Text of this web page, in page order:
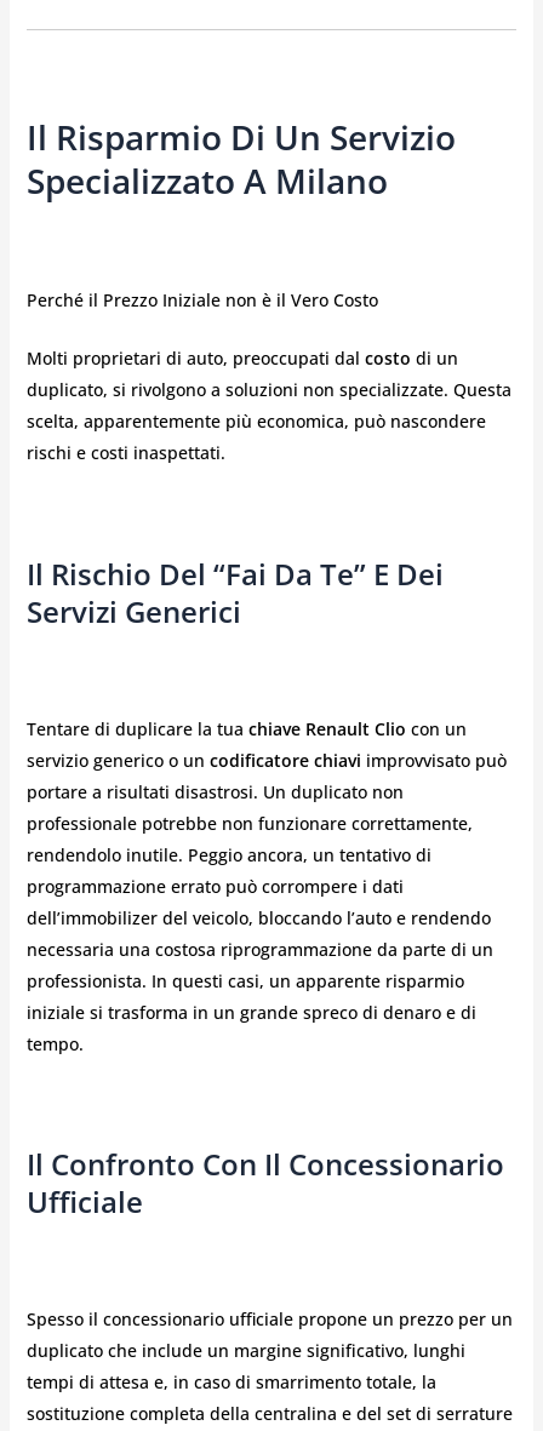
Il Risparmio Di Un Servizio
Specializzato A Milano
Perché il Prezzo Iniziale non è il Vero Costo
Molti proprietari di auto, preoccupati dal costo di un
duplicato, si rivolgono a soluzioni non specializzate. Questa
scelta, apparentemente più economica, può nascondere
rischi e costi inaspettati.
Il Rischio Del “Fai Da Te” E Dei
Servizi Generici
Tentare di duplicare la tua chiave Renault Clio con un
servizio generico o un codificatore chiavi improvvisato può
portare a risultati disastrosi. Un duplicato non
professionale potrebbe non funzionare correttamente,
rendendolo inutile. Peggio ancora, un tentativo di
programmazione errato può corrompere i dati
dell’immobilizer del veicolo, bloccando l’auto e rendendo
necessaria una costosa riprogrammazione da parte di un
professionista. In questi casi, un apparente risparmio
iniziale si trasforma in un grande spreco di denaro e di
tempo.
Il Confronto Con Il Concessionario
Ufficiale
Spesso il concessionario ufficiale propone un prezzo per un
duplicato che include un margine significativo, lunghi
tempi di attesa e, in caso di smarrimento totale, la
sostituzione completa della centralina e del set di serrature